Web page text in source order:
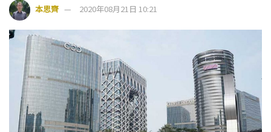
本思齊 2020年08月21日 10:21